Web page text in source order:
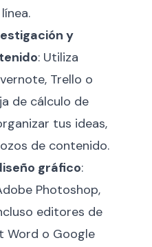
y
: Utiliza
Trello o
de cálculo de
tus ideas,
de contenido.
gráfico:
Photoshop,
editores de
o Google